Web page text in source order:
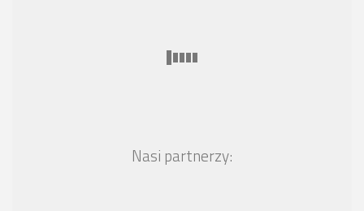
Nasi partnerzy: